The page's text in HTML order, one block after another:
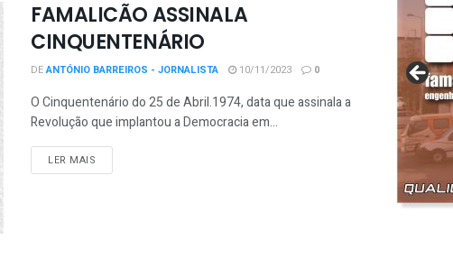
FAMALICÃO ASSINALA
CINQUENTENÁRIO
DEANTÓNIO BARREIROS - JORNALISTA 10/11/2023 0
O Cinquentenário do 25 de Abril.1974, data que assinala a
Revolução que implantou a Democracia em...
LER MAIS